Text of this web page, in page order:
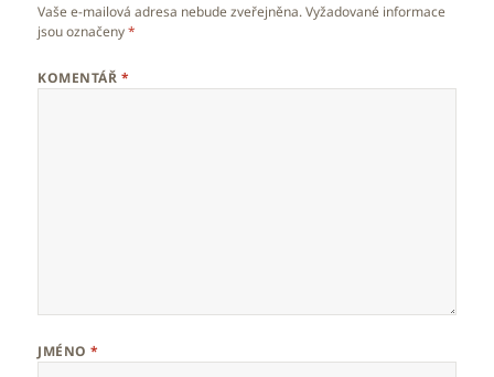
Vaše e-mailová adresa nebude zveřejněna. Vyžadované informace
jsou označeny*
KOMENTÁŘ *
JMÉNO*